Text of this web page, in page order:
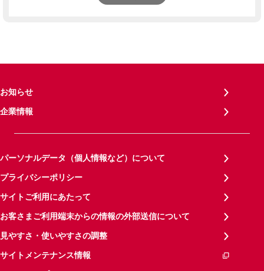
お知らせ
企業情報
パーソナルデータ（個人情報など）について
プライバシーポリシー
サイトご利用にあたって
お客さまご利用端末からの情報の外部送信について
見やすさ・使いやすさの調整
サイトメンテナンス情報